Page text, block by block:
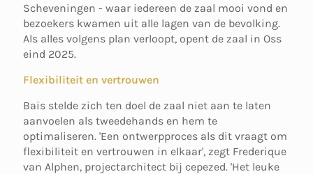
Scheveningen - waar iedereen de zaal mooi vond en
bezoekers kwamen uit alle lagen van de bevolking.
Als alles volgens plan verloopt, opent de zaal in Oss
eind 2025.
Flexibiliteit en vertrouwen
Bais stelde zich ten doel de zaal niet aan te laten
aanvoelen als tweedehands en hem te
optimaliseren. 'Een ontwerpproces als dit vraagt om
flexibiliteit en vertrouwen in elkaar', zegt Frederique
van Alphen, projectarchitect bij cepezed. 'Het leuke